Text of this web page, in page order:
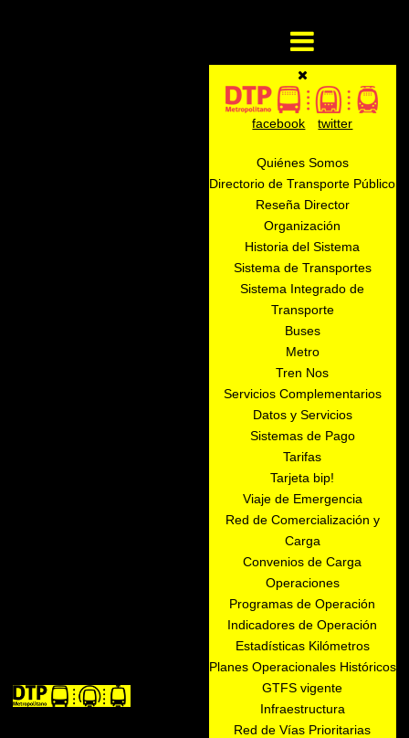
facebook twitter
Quiénes Somos
Directorio de Transporte Público
Reseña Director
Organización
Historia del Sistema
Sistema de Transportes
Sistema Integrado de
Transporte
Buses
Metro
Tren Nos
Servicios Complementarios
Datos y Servicios
Sistemas de Pago
Tarifas
Tarjeta bip!
Viaje de Emergencia
Red de Comercialización y
Carga
Convenios de Carga
Operaciones
Programas de Operación
Indicadores de Operación
Estadísticas Kilómetros
Planes Operacionales Históricos
GTFS vigente
Infraestructura
Red de Vías Prioritarias